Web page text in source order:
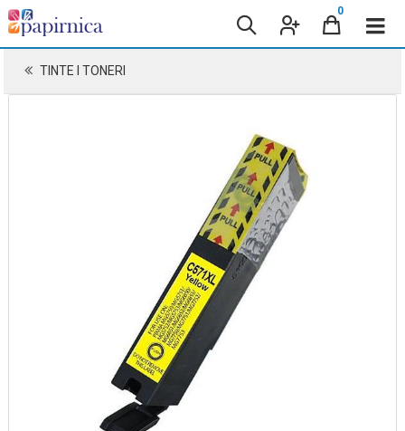
0
TINTE I TONERI